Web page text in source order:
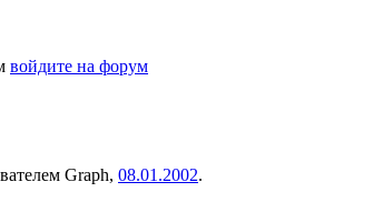
войдите на форум
Graph, 08.01.2002.